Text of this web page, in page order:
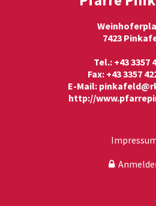
7423
Tel.: +43 3357
Fax: +43 3357
E-Mail:
http://